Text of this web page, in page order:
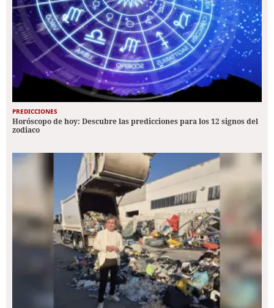
PREDICCIONES
Horóscopo de hoy: Descubre las predicciones para los 12 signos del
zodiaco